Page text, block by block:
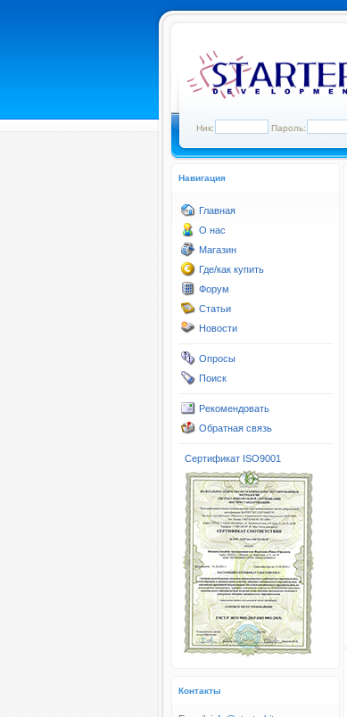
Ник: Пароль:
Навигация
Главная
О нас
Магазин
Где/как купить
Форум
Статьи
Новости
Опросы
Поиск
Рекомендовать
Обратная связь
Сертификат ISO9001
Контакты